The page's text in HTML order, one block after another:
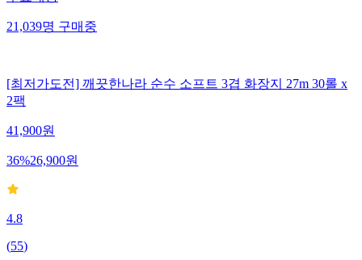
21,039명 구매중
[최저가도전] 깨끗한나라 순수 소프트 3겹 화장지 27m 30롤 x
2팩
41,900원
36%26,900원
4.8
(55)